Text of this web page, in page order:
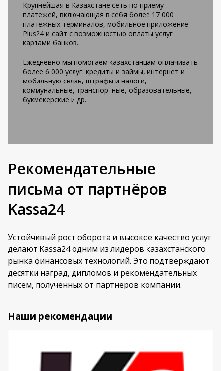
Крупнейшая в Казахстане сеть по приему
платежей, включающая в себя более 17 000
платежных терминалов, мобильное приложение
Plus24 и сайт с возможностью оплаты услуг
картами банков.
Ежедневно мы помогаем казахстанцам оплачивать
более 6 000 услуг: кредиты и займы, интернет и
мобильную связь, штрафы и налоги,
коммунальные, транспортные, образовательные,
букмекерские и др.
Рекомендательные
письма от партнёров
Kassa24
Устойчивый рост оборота и высокое качество услуг
делают Kassa24 одним из лидеров казахстанского
рынка финансовых технологий. Это подтверждают
десятки наград, дипломов и рекомендательных
писем, полученных от партнеров компании.
Наши рекомендации